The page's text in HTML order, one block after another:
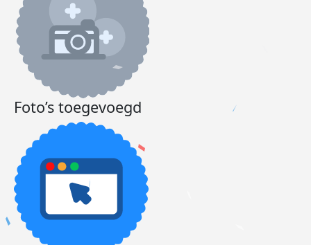
Foto’s toegevoegd